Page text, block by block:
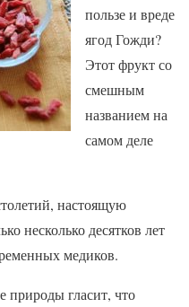
пользе и вреде
ягод Гожди?
Этот фрукт со
смешным
названием на
самом деле
настоящую
несколько десятков лет
медиков.
природы гласит, что